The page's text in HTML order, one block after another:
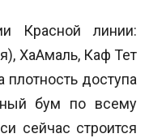
Красной линии:
ХаАмаль, Каф Тет
доступа
бум по всему
сейчас строится